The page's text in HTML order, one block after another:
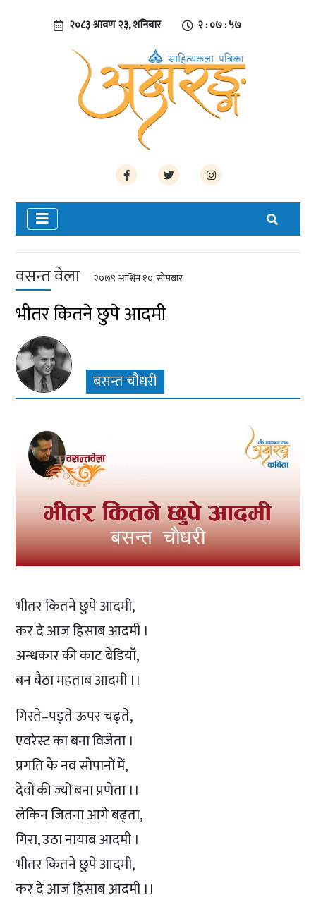
२०८३ श्रावण २३, शनिबार २ : ०७ : ५७
वसन्त वेला २०७९ आश्विन १०, सोमबार
भीतर कितने छुपे आदमी
बसन्त चौधरी
भीतर कितने छुपे आदमी,
कर दे आज हिसाब आदमी ।
अन्धकार की काट बेडियाँ,
बन बैठा महताब आदमी ।।
गिरते–पड्ते ऊपर चढ्ते,
एवरेस्ट का बना विजेता ।
प्रगति के नव सोपानों में,
देवों की ज्यों बना प्रणेता ।।
लेकिन जितना आगे बढ्ता,
गिरा, उठा नायाब आदमी ।
भीतर कितने छुपे आदमी,
कर दे आज हिसाब आदमी ।।